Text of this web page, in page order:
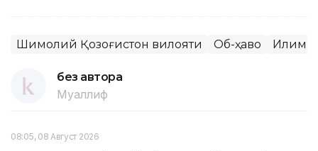
Шимолий Қозоғистон вилояти Об-ҳаво Иқлим
без автора
Муаллиф
08:05, 08 Август 2026